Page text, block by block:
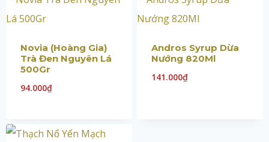
Novia (Hoàng Gia)
Trà Đen Nguyên Lá
500Gr
94.000₫
Andros Syrup Dừa
Nướng 820Ml
141.000₫